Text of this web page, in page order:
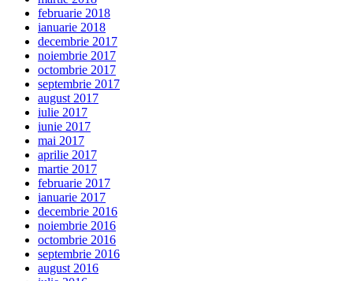
februarie 2018
ianuarie 2018
decembrie 2017
noiembrie 2017
octombrie 2017
septembrie 2017
august 2017
iulie 2017
iunie 2017
mai 2017
aprilie 2017
martie 2017
februarie 2017
ianuarie 2017
decembrie 2016
noiembrie 2016
octombrie 2016
septembrie 2016
august 2016